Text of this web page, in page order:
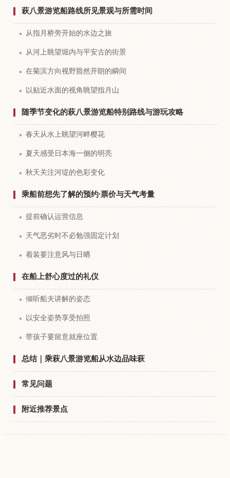
萩八景游览船路线所见景观与所需时间
从指月桥旁开始的水边之旅
从河上眺望堀内与平安古的街景
在菊滨方向视野豁然开朗的瞬间
以贴近水面的视角眺望指月山
随季节变化的萩八景游览船特别路线与游玩攻略
春天从水上眺望河畔樱花
夏天感受日本海一侧的明亮
秋天关注河堤的色彩变化
乘船前想先了解的预约·票价与天气考量
提前确认运营信息
天气恶劣时不必勉强固定计划
着装要注意风与日晒
在船上舒心度过的礼仪
倾听船夫讲解的姿态
以安全姿势享受拍照
带孩子要留意就座位置
总结｜乘萩八景游览船从水边品味萩
常见问题
附近推荐景点